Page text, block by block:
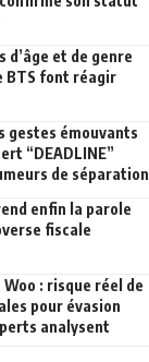
et de genre
BTS font réagir
gestes émouvants
“DEADLINE”
de séparation
enfin la parole
fiscale
: risque réel de
pour évasion
analysent